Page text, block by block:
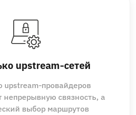
upstream‑сетей
upstream‑провайдеров
непрерывную связность, а
выбор маршрутов